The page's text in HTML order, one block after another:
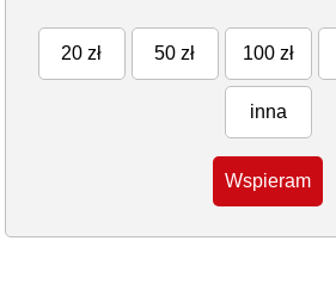
20 zł 50 zł 100 zł
inna
Wspieram